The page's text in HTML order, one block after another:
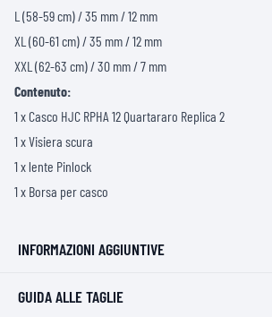
L (58-59 cm) / 35 mm / 12 mm
XL (60-61 cm) / 35 mm / 12 mm
XXL (62-63 cm) / 30 mm / 7 mm
Contenuto:
1 x Casco HJC RPHA 12 Quartararo Replica 2
1 x Visiera scura
1 x lente Pinlock
1 x Borsa per casco
INFORMAZIONI AGGIUNTIVE
GUIDA ALLE TAGLIE